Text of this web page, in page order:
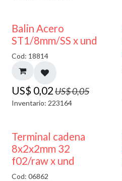
50% DESCUENTO
Balin Acero
ST1/8mm/SS x und
Cod: 18814
US$ 0,02US$0,05
Inventario: 223164
Terminal cadena
8x2x2mm 32
f02/raw x und
Cod: 06862